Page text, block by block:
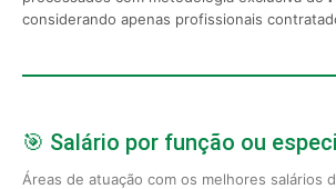
considerando apenas profissionais
🎯 Salário por função ou
Áreas de atuação com os melhores salários